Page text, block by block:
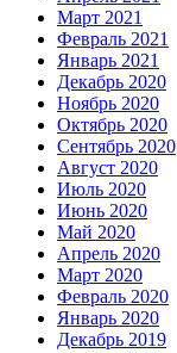
Март 2021
Февраль 2021
Январь 2021
Декабрь 2020
Ноябрь 2020
Октябрь 2020
Сентябрь 2020
Август 2020
Июль 2020
Июнь 2020
Май 2020
Апрель 2020
Март 2020
Февраль 2020
Январь 2020
Декабрь 2019